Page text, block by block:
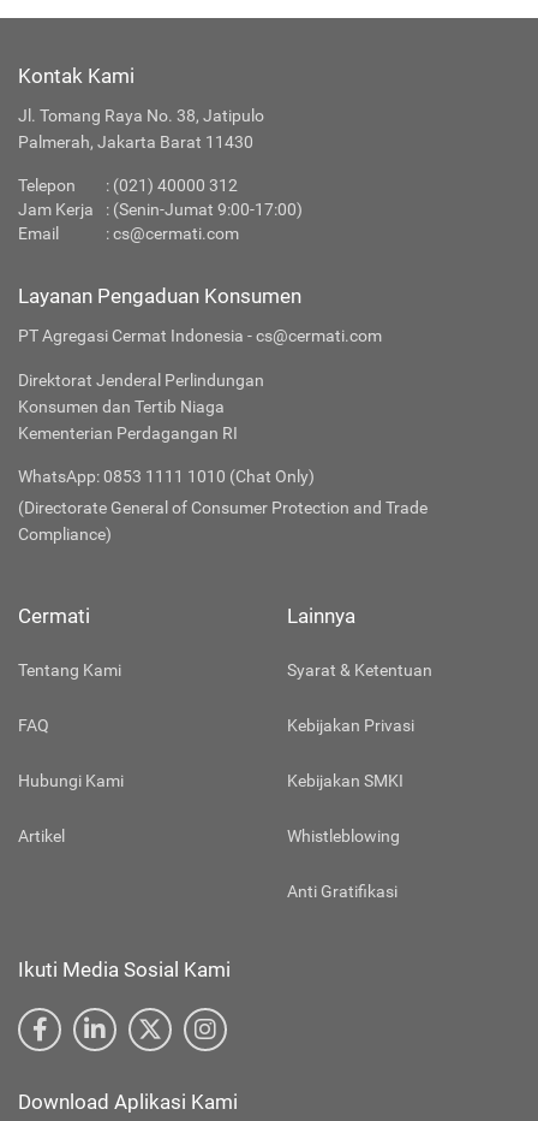
Kontak Kami
Jl. Tomang Raya No. 38, Jatipulo
Palmerah, Jakarta Barat 11430
Telepon : (021) 40000 312
Jam Kerja
: (Senin-Jumat 9:00-17:00)
Email
:cs@cermati.com
Layanan Pengaduan Konsumen
PT Agregasi Cermat Indonesia - cs@cermati.com
Direktorat Jenderal Perlindungan
Konsumen dan Tertib Niaga
Kementerian Perdagangan RI
WhatsApp: 0853 1111 1010 (Chat Only)
(Directorate General of Consumer Protection and Trade
Compliance)
Cermati
Tentang Kami
FAQ
Hubungi Kami
Artikel
Lainnya
Syarat & Ketentuan
Kebijakan Privasi
Kebijakan SMKI
Whistleblowing
Anti Gratifikasi
Ikuti Media Sosial Kami
Download Aplikasi Kami